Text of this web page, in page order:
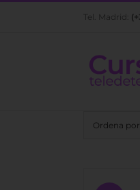
Saltar
Tel. Madrid:
Ordena por